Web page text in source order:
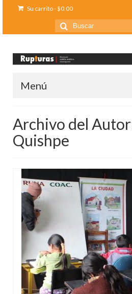
Su carrito-$0.00
Buscar
por:
Menú
Ediciones anteriores
Opinión
Entreletras
Ciencia
Mundo
Aula Virtual
Archivo del
Quishpe